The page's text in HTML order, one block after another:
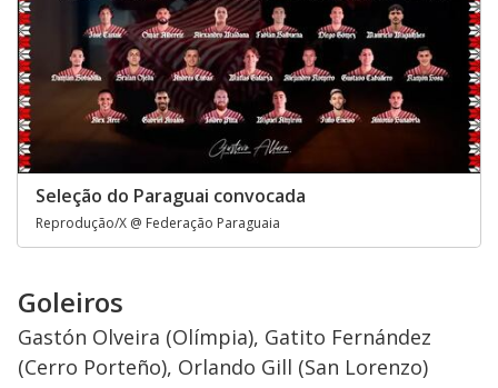
Seleção do Paraguai convocada
Reprodução/X @ Federação Paraguaia
Goleiros
Gastón Olveira (Olímpia), Gatito Fernández
(Cerro Porteño), Orlando Gill (San Lorenzo)